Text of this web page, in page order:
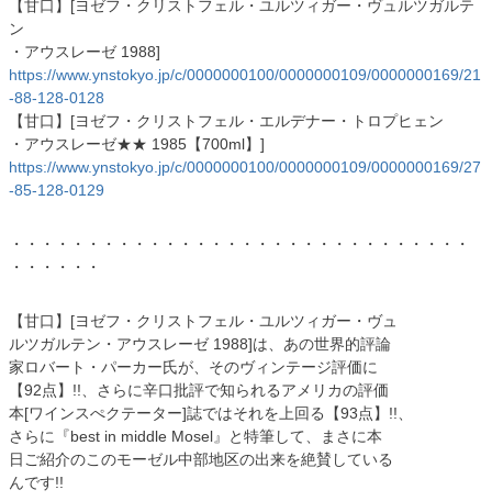
【甘口】[ヨゼフ・クリストフェル・ユルツィガー・ヴュルツガルテ
ン
・アウスレーゼ 1988]
https://www.ynstokyo.jp/c/0000000100/0000000109/0000000169/21
-88-128-0128
【甘口】[ヨゼフ・クリストフェル・エルデナー・トロプヒェン
・アウスレーゼ★★ 1985【700ml】]
https://www.ynstokyo.jp/c/0000000100/0000000109/0000000169/27
-85-128-0129
・・・・・・・・・・・・・・・・・・・・・・・・・・・・・・
・・・・・・
【甘口】[ヨゼフ・クリストフェル・ユルツィガー・ヴュ
ルツガルテン・アウスレーゼ 1988]は、あの世界的評論
家ロバート・パーカー氏が、そのヴィンテージ評価に
【92点】!!、さらに辛口批評で知られるアメリカの評価
本[ワインスぺクテーター]誌ではそれを上回る【93点】!!、
さらに『best in middle Mosel』と特筆して、まさに本
日ご紹介のこのモーゼル中部地区の出来を絶賛している
んです!!